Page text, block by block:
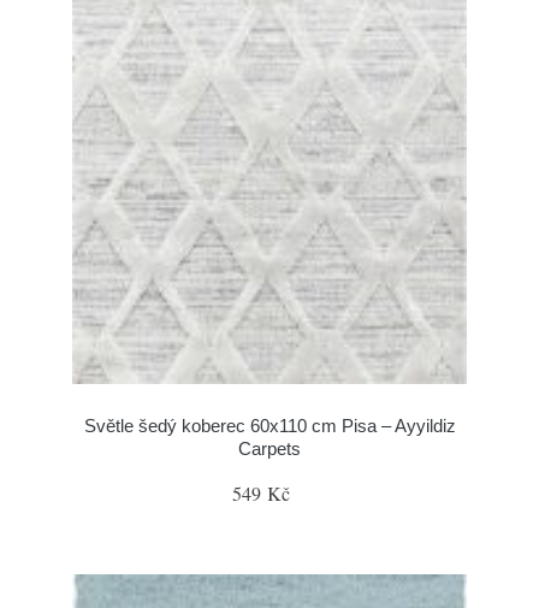
Světle šedý koberec 60x110 cm Pisa – Ayyildiz
Carpets
549 Kč